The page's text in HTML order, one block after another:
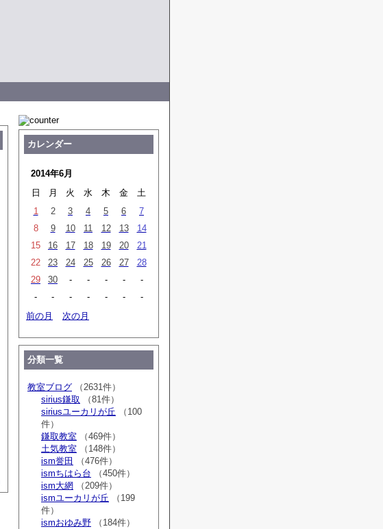
カレンダー
2014年6月
日
月 火 水 木 金
土
1
2 3 4 5 6
7
8
9 10 11 12 13
14
15
16 17 18 19 20
21
22
23 24 25 26 27
28
29
30 - - - -
-
-
- - - - -
-
前の月
次の月
分類一覧
教室ブログ （2631件）
sirius鎌取 （81件）
siriusユーカリが丘 （100
件）
鎌取教室 （469件）
土気教室 （148件）
ism誉田
（476件）
ismちはら台 （450件）
ism大網 （209件）
ismユーカリが丘 （199
件）
ismおゆみ野 （184件）